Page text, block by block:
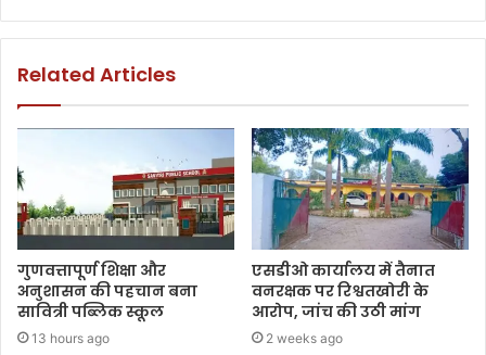
Related Articles
गुणवत्तापूर्ण शिक्षा और
अनुशासन की पहचान बना
सावित्री पब्लिक स्कूल
13 hours ago
एसडीओ कार्यालय में तैनात
वनरक्षक पर रिश्वतखोरी के
आरोप, जांच की उठी मांग
2 weeks ago